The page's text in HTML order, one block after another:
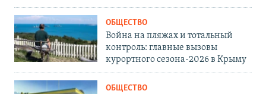
ОБЩЕСТВО
Война на пляжах и тотальный
контроль: главные вызовы
курортного сезона-2026 в Крыму
ОБЩЕСТВО